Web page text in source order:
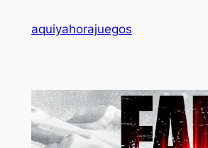
aquiyahorajuegos